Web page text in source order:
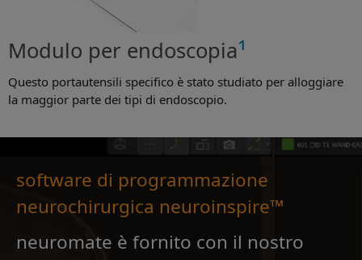
Modulo per endoscopia1
Questo portautensili specifico è stato studiato per alloggiare
la maggior parte dei tipi di endoscopio.
software di programmazione
neurochirurgica neuroinspire™
neuromate è fornito con il nostro